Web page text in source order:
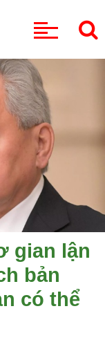
gian lận
bản
có thể